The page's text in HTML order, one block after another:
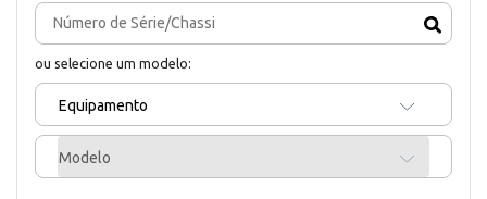
ou selecione um modelo:
Equipamento
Modelo